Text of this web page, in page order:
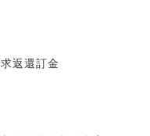
返還訂金